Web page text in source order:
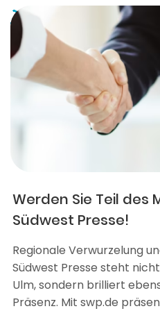
Werden Sie Teil des
Südwest Presse!
Regionale Verwurzelung
Südwest Presse steht
Ulm, sondern brilliert
Präsenz. Mit swp.de